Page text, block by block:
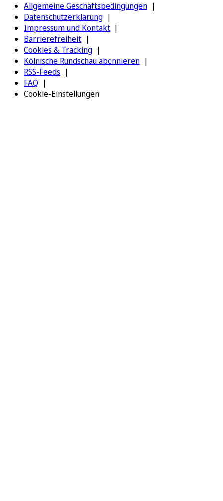
Allgemeine Geschäftsbedingungen
Datenschutzerklärung
Impressum und Kontakt
Barrierefreiheit
Cookies & Tracking
Kölnische Rundschau abonnieren
RSS-Feeds
FAQ
Cookie-Einstellungen